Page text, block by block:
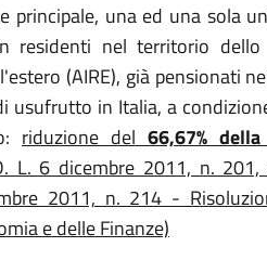
principale, una ed una sola
residenti nel territorio
(AIRE), già pensionati
usufrutto in Italia, a
riduzione del 66,67%
L. 6 dicembre 2011, n.
2011, n. 214 -
e delle Finanze)